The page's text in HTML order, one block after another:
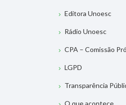
Editora Unoesc
Rádio Unoesc
CPA – Comissão
LGPD
Transparência
O que acontece